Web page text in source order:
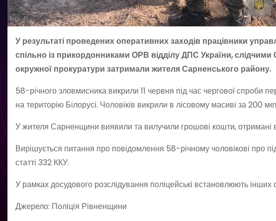
У результаті проведених оперативних заходів працівники
спільно із прикордонниками ОРВ відділу ДПС України,
окружної прокуратури затримали жителя Сарненського району.
58-річного зловмисника викрили 11 червня під час чергової спроби
на територію Білорусі. Чоловіків викрили в лісовому масиві за 200
У жителя Сарненщини виявили та вилучили грошові кошти, отримані
Вирішується питання про повідомлення 58-річному чоловікові про
статті 332 ККУ.
У рамках досудового розслідування поліцейські встановлюють інших
Джерело: Поліція Рівненщини